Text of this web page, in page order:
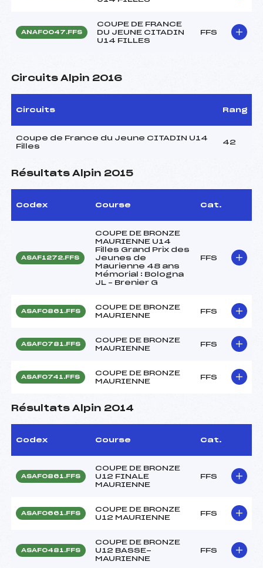
ANAF0047.FFS
COUPE DE FRANCE
DU JEUNE CITADIN
U14 FILLES
FFS
Circuits Alpin 2016
Circuits Rang
Coupe de France du Jeune CITADIN U14
Filles
42
Résultats Alpin 2015
Codex Course Cat.
ASAF1272.FFS
COUPE DE BRONZE
MAURIENNE U14
Filles Grand Prix des
Jeunes de
Maurienne 48 ans
Mémorial : Bologna
JL – Brenier G
FFS
ASAF0861.FFS
COUPE DE BRONZE
MAURIENNE
FFS
ASAF0781.FFS
COUPE DE BRONZE
MAURIENNE
FFS
ASAF0741.FFS
COUPE DE BRONZE
MAURIENNE
FFS
Résultats Alpin 2014
Codex Course Cat.
ASAF0861.FFS
COUPE DE BRONZE
U12 FINALE
MAURIENNE
FFS
ASAF0661.FFS
COUPE DE BRONZE
U12 MAURIENNE
FFS
ASAF0481.FFS
COUPE DE BRONZE
U12 BASSE-
MAURIENNE
FFS